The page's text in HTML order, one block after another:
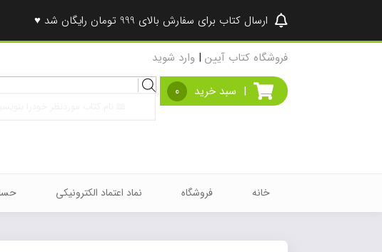
ارسال کتاب برای سفارش بالای 999 تومان رایگان شد ♥
فروشگاه کتاب آیین | وارد شوید
| سبد خرید 0
Products
خانه فروشگاه نماد اعتماد الکترونیکی